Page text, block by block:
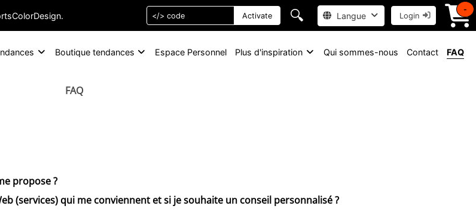
Activate 🔍 Langue Login
-
Boutique tendances Espace Personnel Plus d'inspiration Qui sommes-nous Contact FAQ
FAQ
propose ?
(services) qui me conviennent et si je souhaite un conseil personnalisé ?